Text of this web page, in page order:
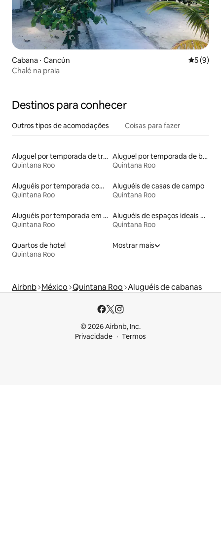
Cabana ⋅ Cancún 5 de
5 (9)
Chalé na praia
Destinos para conhecer
Outros tipos de acomodações Coisas para fazer
Aluguel por temporada de trailers
Quintana Roo
Aluguel por temporada de barcos
Quintana Roo
Aluguéis por temporada com suítes privativas
Quintana Roo
Aluguéis de casas de campo
Quintana Roo
Aluguéis por temporada em resorts
Quintana Roo
Aluguéis de espaços ideais para famílias
Quintana Roo
Quartos de hotel
Quintana Roo
Mostrar mais
Airbnb México Quintana Roo Aluguéis de cabanas
© 2026 Airbnb, Inc.
Privacidade
Termos